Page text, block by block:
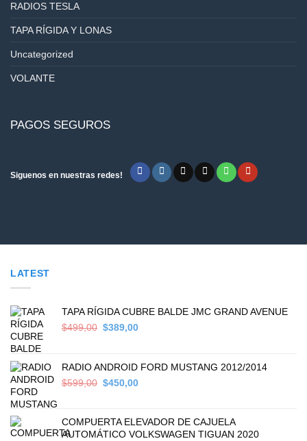
RADIOS TESLA
TAPA RÍGIDA Y LONAS
Uncategorized
VOLANTE
PAGOS SEGUROS
Siguenos en nuestras redes!
LATEST
TAPA RÍGIDA CUBRE BALDE JMC GRAND AVENUE
$499,00 Original
$499,00.
$389,00Current
$389,00.
RADIO ANDROID FORD MUSTANG 2012/2014
$599,00 Original
$599,00.
$450,00Current
$450,00.
COMPUERTA ELEVADOR DE CAJUELA
AUTOMÁTICO VOLKSWAGEN TIGUAN 2020